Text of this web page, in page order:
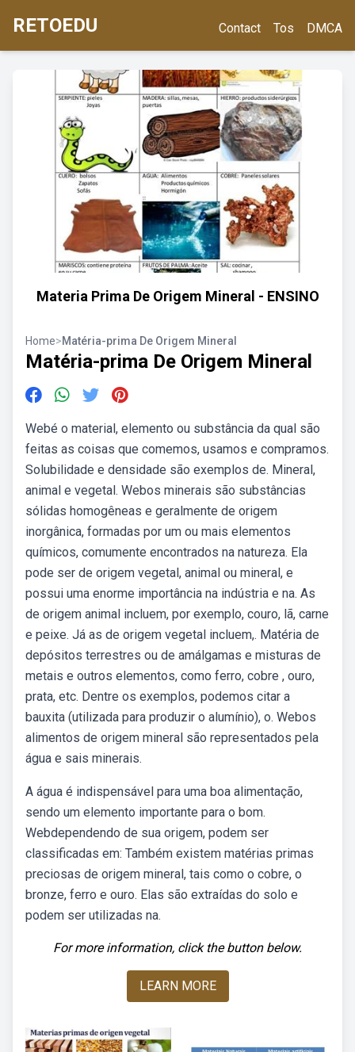
RETOEDU Contact Tos DMCA
Materia Prima De Origem Mineral - ENSINO
Home>Matéria-prima De Origem Mineral
Matéria-prima De Origem Mineral
Webé o material, elemento ou substância da qual são
feitas as coisas que comemos, usamos e compramos.
Solubilidade e densidade são exemplos de. Mineral,
animal e vegetal. Webos minerais são substâncias
sólidas homogêneas e geralmente de origem
inorgânica, formadas por um ou mais elementos
químicos, comumente encontrados na natureza. Ela
pode ser de origem vegetal, animal ou mineral, e
possui uma enorme importância na indústria e na. As
de origem animal incluem, por exemplo, couro, lã, carne
e peixe. Já as de origem vegetal incluem,. Matéria de
depósitos terrestres ou de amálgamas e misturas de
metais e outros elementos, como ferro, cobre , ouro,
prata, etc. Dentre os exemplos, podemos citar a
bauxita (utilizada para produzir o alumínio), o. Webos
alimentos de origem mineral são representados pela
água e sais minerais.
A água é indispensável para uma boa alimentação,
sendo um elemento importante para o bom.
Webdependendo de sua origem, podem ser
classificadas em: Também existem matérias primas
preciosas de origem mineral, tais como o cobre, o
bronze, ferro e ouro. Elas são extraídas do solo e
podem ser utilizadas na.
For more information, click the button below.
LEARN MORE